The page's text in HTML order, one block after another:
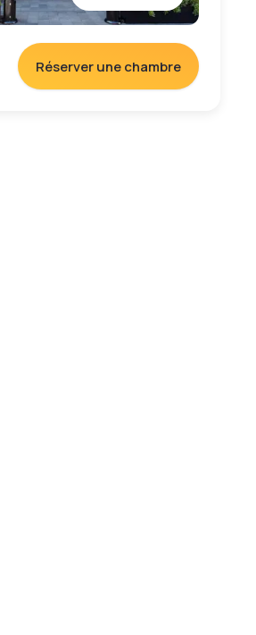
Réserver une chambre